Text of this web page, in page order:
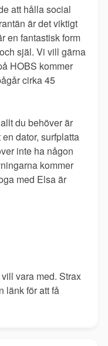
att hålla social
är det viktigt
en fantastisk form
själ. Vi vill gärna
HOBS kommer
cirka 45
du behöver är
dator, surfplatta
inte ha någon
kommer
med Elsa är
vara med. Strax
länk för att få